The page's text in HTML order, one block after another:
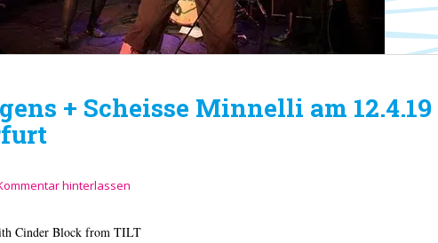
+ Scheisse Minnelli am 12.4.19
hinterlassen
Cinder Block from TILT